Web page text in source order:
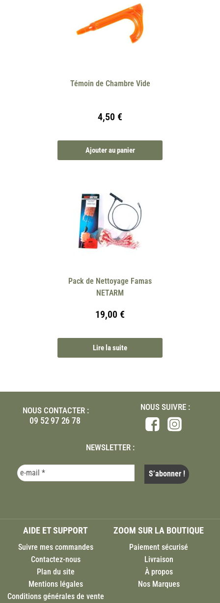
Témoin de Chambre Vide
4,50 €
Ajouter au panier
Pack de Nettoyage Famas
NETARM
19,00 €
Lire la suite
NOUS CONTACTER :
09 52 97 26 78
NOUS SUIVRE :
NEWSLETTER :
AIDE ET SUPPORT
Suivre mes commandes
Contactez-nous
Plan du site
Mentions légales
Conditions générales de vente
ZOOM SUR LA BOUTIQUE
Paiement sécurisé
Livraison
À propos
Nos Marques